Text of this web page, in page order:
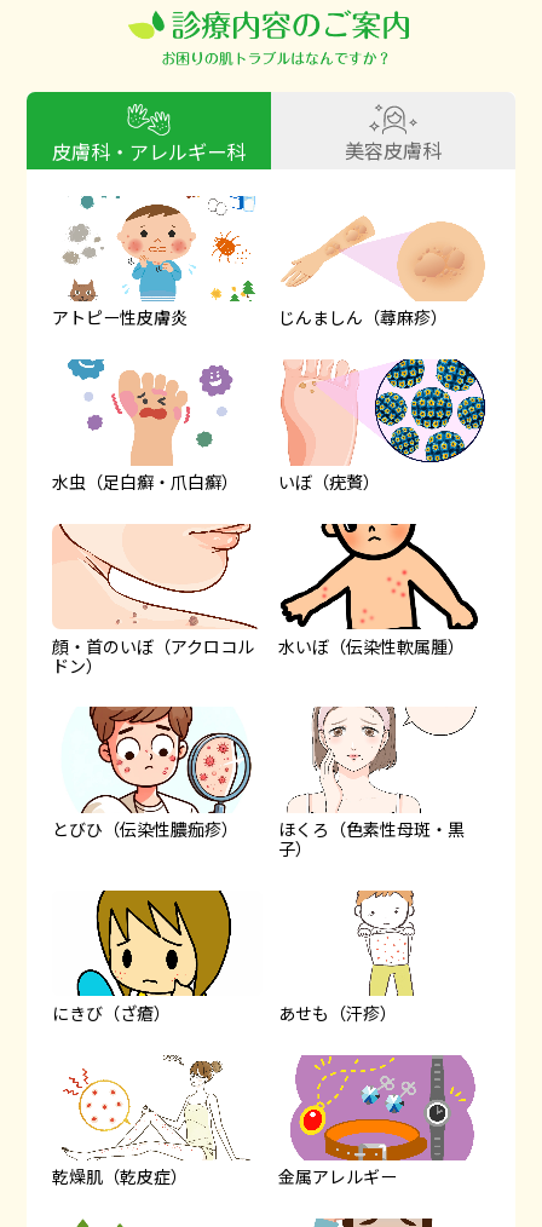
皮膚科・アレルギー科 美容皮膚科
アトピー性皮膚炎 じんましん（蕁麻疹）
水虫（足白癬・爪白癬） いぼ（疣贅）
顔・首のいぼ（アクロコル
ドン）
水いぼ（伝染性軟属腫）
とびひ（伝染性膿痂疹）
ほくろ（色素性母斑・黒
子）
にきび（ざ瘡） あせも（汗疹）
乾燥肌（乾皮症） 金属アレルギー